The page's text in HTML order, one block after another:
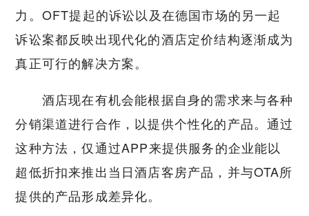
力。OFT提起的诉讼以及在德国市场的另一起
诉讼案都反映出现代化的酒店定价结构逐渐成为
真正可行的解决方案。
酒店现在有机会能根据自身的需求来与各种
分销渠道进行合作，以提供个性化的产品。通过
这种方法，仅通过APP来提供服务的企业能以
超低折扣来推出当日酒店客房产品，并与OTA所
提供的产品形成差异化。